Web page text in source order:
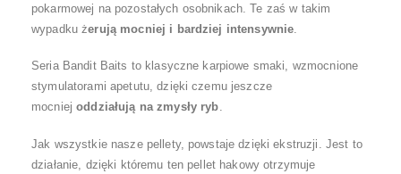
pokarmowej na pozostałych osobnikach. Te zaś w takim
wypadku żerują mocniej i bardziej intensywnie
Seria Bandit Baits to klasyczne karpiowe smaki, wzmocnione
stymulatorami apetutu, dzięki czemu jeszcze
mocniejoddziałują na zmysły ryb.
Jak wszystkie nasze pellety, powstaje dzięki ekstruzji. Jest to
działanie, dzięki któremu ten pellet hakowy otrzymuje